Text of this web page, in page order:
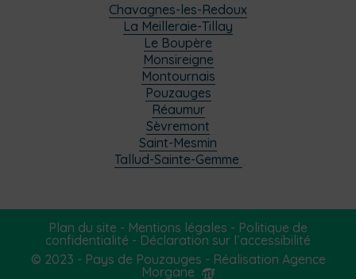
Chavagnes-les-Redoux
La Meilleraie-Tillay
Le Boupère
Monsireigne
Montournais
Pouzauges
Réaumur
Sèvremont
Saint-Mesmin
Tallud-Sainte-Gemme
Plan du site - Mentions légales - Politique de
confidentialité - Déclaration sur l’accessibilité
© 2023 - Pays de Pouzauges - Réalisation Agence
Morgane